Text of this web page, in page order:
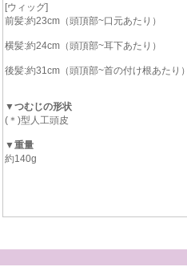
[ウィッグ]
前髪:約23cm（頭頂部~口元あたり）
横髪:約24cm（頭頂部~耳下あたり）
後髪:約31cm（頭頂部~首の付け根あたり）
▼つむじの形状
(＊)型人工頭皮
▼重量
約140g